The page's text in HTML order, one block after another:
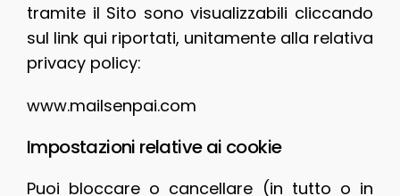
tramite il Sito sono visualizzabili cliccando
sul link qui riportati, unitamente alla relativa
privacy policy:
www.mailsenpai.com
Impostazioni relative ai cookie
Puoi bloccare o cancellare (in tutto o in